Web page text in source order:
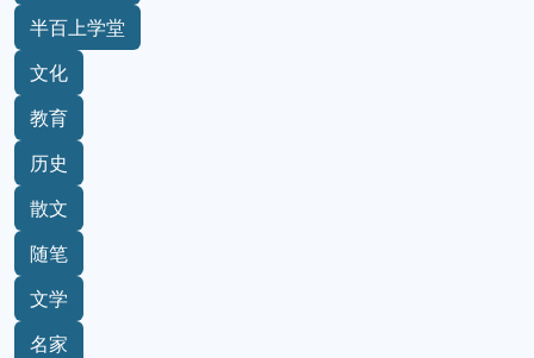
半百上学堂
文化
教育
历史
散文
随笔
文学
名家